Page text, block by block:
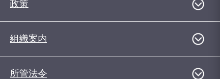
政策
組織案内
所管法令